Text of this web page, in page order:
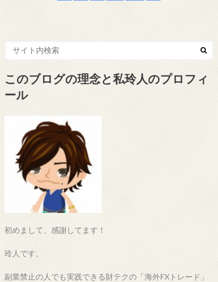
このブログの理念と私玲人のプロフィ
ール
初めまして、感謝してます！
玲人です、
副業禁止の人でも実践できる財テクの「海外FXトレード」